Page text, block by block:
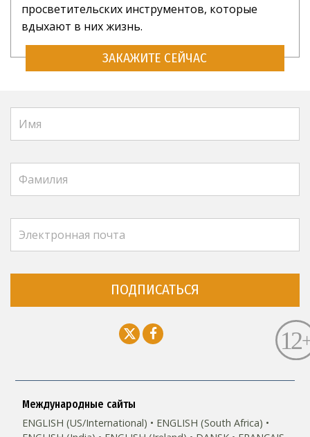
просветительских инструментов, которые
вдыхают в них жизнь.
ЗАКАЖИТЕ СЕЙЧАС
ПОДПИСАТЬСЯ
Международные сайты
ENGLISH (US/International)
ENGLISH (South Africa)